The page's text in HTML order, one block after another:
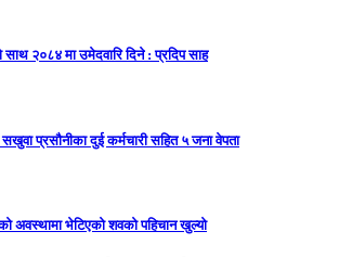
साथ २०८४ मा उमेदवारि दिने : प्रदिप साह
प्रसाैनीका दुई कर्मचारी सहित ५ जना वेपता
अवस्थामा भेटिएको शवको पहिचान खुल्यो